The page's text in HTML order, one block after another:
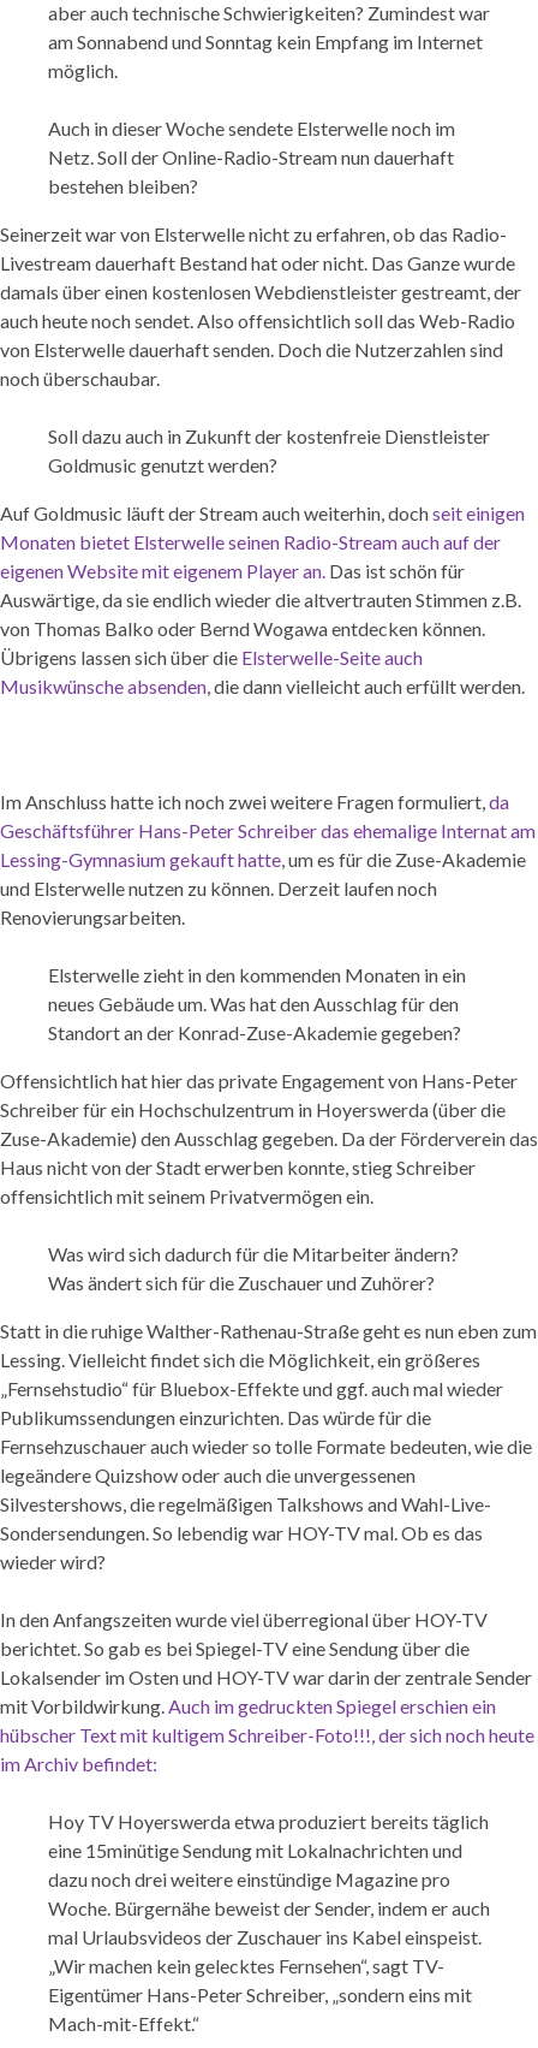
aber auch technische Schwierigkeiten? Zumindest war
am Sonnabend und Sonntag kein Empfang im Internet
möglich.
Auch in dieser Woche sendete Elsterwelle noch im
Netz. Soll der Online-Radio-Stream nun dauerhaft
bestehen bleiben?
Seinerzeit war von Elsterwelle nicht zu erfahren, ob das Radio-
Livestream dauerhaft Bestand hat oder nicht. Das Ganze wurde
damals über einen kostenlosen Webdienstleister gestreamt, der
auch heute noch sendet. Also offensichtlich soll das Web-Radio
von Elsterwelle dauerhaft senden. Doch die Nutzerzahlen sind
noch überschaubar.
Soll dazu auch in Zukunft der kostenfreie Dienstleister
Goldmusic genutzt werden?
Auf Goldmusic läuft der Stream auch weiterhin, dochseit einigen
Monaten bietet Elsterwelle seinen Radio-Stream auch auf der
eigenen Website mit eigenem Player an. Das ist schön für
Auswärtige, da sie endlich wieder die altvertrauten Stimmen z.B.
von Thomas Balko oder Bernd Wogawa entdecken können.
Übrigens lassen sich über die Elsterwelle-Seite auch
Musikwünsche absenden, die dann vielleicht auch erfüllt werden.
Im Anschluss hatte ich noch zwei weitere Fragen formuliert,da
Geschäftsführer Hans-Peter Schreiber das ehemalige Internat am
Lessing-Gymnasium gekauft hatte, um es für die Zuse-Akademie
und Elsterwelle nutzen zu können. Derzeit laufen noch
Renovierungsarbeiten.
Elsterwelle zieht in den kommenden Monaten in ein
neues Gebäude um. Was hat den Ausschlag für den
Standort an der Konrad-Zuse-Akademie gegeben?
Offensichtlich hat hier das private Engagement von Hans-Peter
Schreiber für ein Hochschulzentrum in Hoyerswerda (über die
Zuse-Akademie) den Ausschlag gegeben. Da der Förderverein das
Haus nicht von der Stadt erwerben konnte, stieg Schreiber
offensichtlich mit seinem Privatvermögen ein.
Was wird sich dadurch für die Mitarbeiter ändern?
Was ändert sich für die Zuschauer und Zuhörer?
Statt in die ruhige Walther-Rathenau-Straße geht es nun eben zum
Lessing. Vielleicht findet sich die Möglichkeit, ein größeres
„Fernsehstudio“ für Bluebox-Effekte und ggf. auch mal wieder
Publikumssendungen einzurichten. Das würde für die
Fernsehzuschauer auch wieder so tolle Formate bedeuten, wie die
legeändere Quizshow oder auch die unvergessenen
Silvestershows, die regelmäßigen Talkshows and Wahl-Live-
Sondersendungen. So lebendig war HOY-TV mal. Ob es das
wieder wird?
In den Anfangszeiten wurde viel überregional über HOY-TV
berichtet. So gab es bei Spiegel-TV eine Sendung über die
Lokalsender im Osten und HOY-TV war darin der zentrale Sender
mit Vorbildwirkung.Auch im gedruckten Spiegel erschien ein
hübscher Text mit kultigem Schreiber-Foto!!!, der sich noch heute
im Archiv befindet:
Hoy TV Hoyerswerda etwa produziert bereits täglich
eine 15minütige Sendung mit Lokalnachrichten und
dazu noch drei weitere einstündige Magazine pro
Woche. Bürgernähe beweist der Sender, indem er auch
mal Urlaubsvideos der Zuschauer ins Kabel einspeist.
„Wir machen kein gelecktes Fernsehen“, sagt TV-
Eigentümer Hans-Peter Schreiber, „sondern eins mit
Mach-mit-Effekt.“